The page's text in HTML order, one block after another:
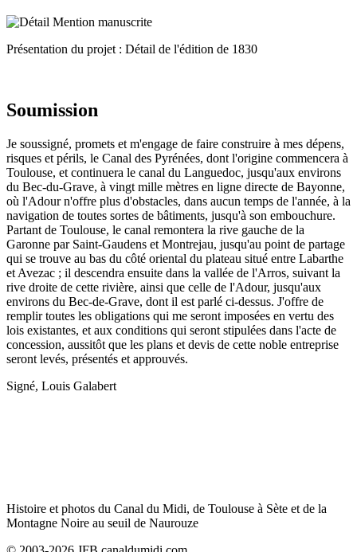
Présentation du projet : Détail de l'édition de 1830
Soumission
Je soussigné, promets et m'engage de faire construire à mes dépens,
risques et périls, le Canal des Pyrénées, dont l'origine commencera à
Toulouse, et continuera le canal du Languedoc, jusqu'aux environs
du Bec-du-Grave, à vingt mille mètres en ligne directe de Bayonne,
où l'Adour n'offre plus d'obstacles, dans aucun temps de l'année, à la
navigation de toutes sortes de bâtiments, jusqu'à son embouchure.
Partant de Toulouse, le canal remontera la rive gauche de la
Garonne par Saint-Gaudens et Montrejau, jusqu'au point de partage
qui se trouve au bas du côté oriental du plateau situé entre Labarthe
et Avezac ; il descendra ensuite dans la vallée de l'Arros, suivant la
rive droite de cette rivière, ainsi que celle de l'Adour, jusqu'aux
environs du Bec-de-Grave, dont il est parlé ci-dessus. J'offre de
remplir toutes les obligations qui me seront imposées en vertu des
lois existantes, et aux conditions qui seront stipulées dans l'acte de
concession, aussitôt que les plans et devis de cette noble entreprise
seront levés, présentés et approuvés.
Signé, Louis Galabert
Histoire et photos du Canal du Midi, de Toulouse à Sète et de la
Montagne Noire au seuil de Naurouze